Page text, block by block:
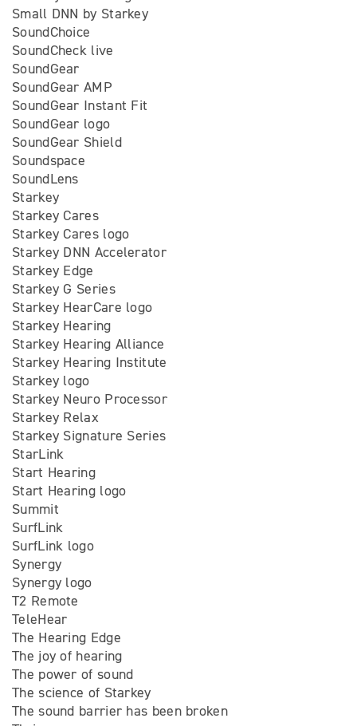
Small DNN by Starkey
SoundChoice
SoundCheck live
SoundGear
SoundGear AMP
SoundGear Instant Fit
SoundGear logo
SoundGear Shield
Soundspace
SoundLens
Starkey
Starkey Cares
Starkey Cares logo
Starkey DNN Accelerator
Starkey Edge
Starkey G Series
Starkey HearCare logo
Starkey Hearing
Starkey Hearing Alliance
Starkey Hearing Institute
Starkey logo
Starkey Neuro Processor
Starkey Relax
Starkey Signature Series
StarLink
Start Hearing
Start Hearing logo
Summit
SurfLink
SurfLink logo
Synergy
Synergy logo
T2 Remote
TeleHear
The Hearing Edge
The joy of hearing
The power of sound
The science of Starkey
The sound barrier has been broken